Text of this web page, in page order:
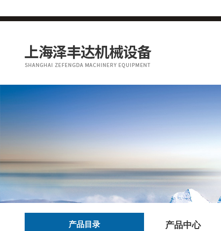
产品目录 产品中心